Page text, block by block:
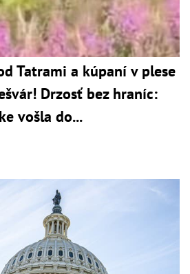
Tatrami a kúpaní v plese
Drzosť bez hraníc:
vošla do...